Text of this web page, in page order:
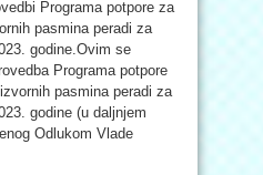
Programa potpore za
pasmina peradi za
godine.Ovim se
Programa potpore
pasmina peradi za
godine (u daljnjem
Odlukom Vlade